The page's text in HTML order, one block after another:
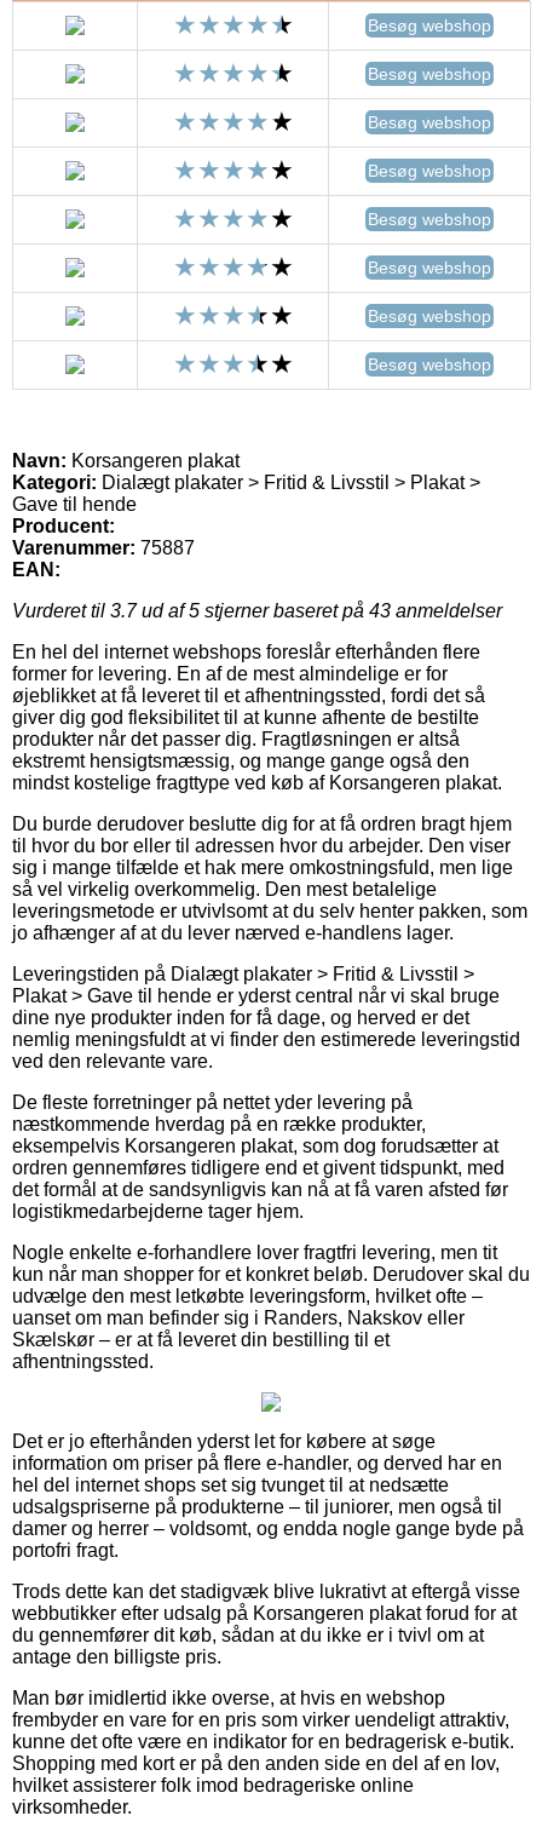
Besøg webshop
Besøg webshop
Besøg webshop
Besøg webshop
Besøg webshop
Besøg webshop
Besøg webshop
Besøg webshop
Navn: Korsangeren plakat
Kategori: Dialægt plakater > Fritid & Livsstil > Plakat >
Gave til hende
Producent:
Varenummer: 75887
EAN:
Vurderet til 3.7ud af 5 stjerner baseret på 43 anmeldelser
En hel del internet webshops foreslår efterhånden flere
former for levering. En af de mest almindelige er for
øjeblikket at få leveret til et afhentningssted, fordi det så
giver dig god fleksibilitet til at kunne afhente de bestilte
produkter når det passer dig. Fragtløsningen er altså
ekstremt hensigtsmæssig, og mange gange også den
mindst kostelige fragttype ved køb af Korsangeren plakat.
Du burde derudover beslutte dig for at få ordren bragt hjem
til hvor du bor eller til adressen hvor du arbejder. Den viser
sig i mange tilfælde et hak mere omkostningsfuld, men lige
så vel virkelig overkommelig. Den mest betalelige
leveringsmetode er utvivlsomt at du selv henter pakken, som
jo afhænger af at du lever nærved e-handlens lager.
Leveringstiden på Dialægt plakater > Fritid & Livsstil >
Plakat > Gave til hende er yderst central når vi skal bruge
dine nye produkter inden for få dage, og herved er det
nemlig meningsfuldt at vi finder den estimerede leveringstid
ved den relevante vare.
De fleste forretninger på nettet yder levering på
næstkommende hverdag på en række produkter,
eksempelvis Korsangeren plakat, som dog forudsætter at
ordren gennemføres tidligere end et givent tidspunkt, med
det formål at de sandsynligvis kan nå at få varen afsted før
logistikmedarbejderne tager hjem.
Nogle enkelte e-forhandlere lover fragtfri levering, men tit
kun når man shopper for et konkret beløb. Derudover skal du
udvælge den mest letkøbte leveringsform, hvilket ofte –
uanset om man befinder sig i Randers, Nakskov eller
Skælskør – er at få leveret din bestilling til et
afhentningssted.
Det er jo efterhånden yderst let for købere at søge
information om priser på flere e-handler, og derved har en
hel del internet shops set sig tvunget til at nedsætte
udsalgspriserne på produkterne – til juniorer, men også til
damer og herrer – voldsomt, og endda nogle gange byde på
portofri fragt.
Trods dette kan det stadigvæk blive lukrativt at eftergå visse
webbutikker efter udsalg på Korsangeren plakat forud for at
du gennemfører dit køb, sådan at du ikke er i tvivl om at
antage den billigste pris.
Man bør imidlertid ikke overse, at hvis en webshop
frembyder en vare for en pris som virker uendeligt attraktiv,
kunne det ofte være en indikator for en bedragerisk e-butik.
Shopping med kort er på den anden side en del af en lov,
hvilket assisterer folk imod bedrageriske online
virksomheder.